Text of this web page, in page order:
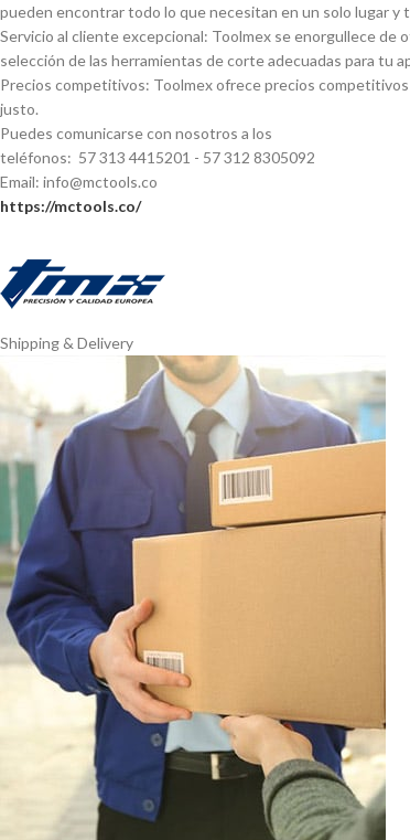
pueden encontrar todo lo que necesitan en un solo lugar
Servicio al cliente excepcional: Toolmex se enorgullece
selección de las herramientas de corte adecuadas para tu
Precios competitivos: Toolmex ofrece precios
justo.
Puedes comunicarse con nosotros a los
teléfonos: 57 313 4415201 - 57 312 8305092
Email: info@mctools.co
https://mctools.co/
Shipping & Delivery